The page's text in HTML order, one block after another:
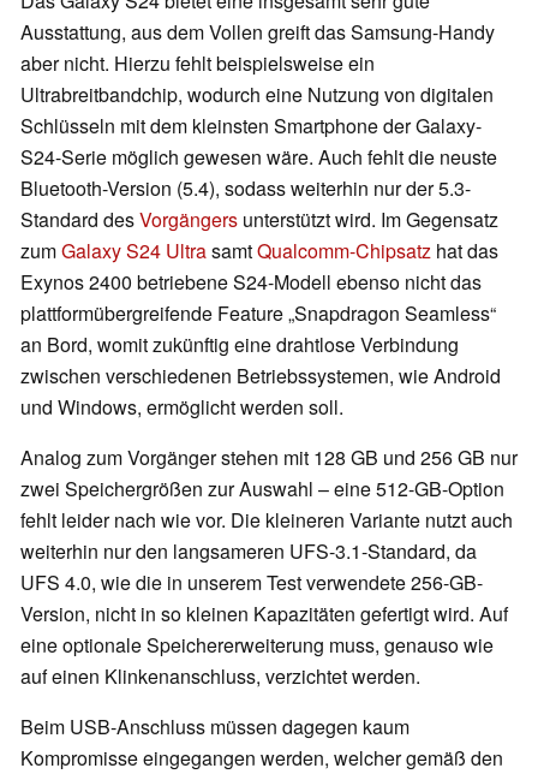
Ausstattung, aus dem Vollen greift das Samsung-Handy
aber nicht. Hierzu fehlt beispielsweise ein
Ultrabreitbandchip, wodurch eine Nutzung von digitalen
Schlüsseln mit dem kleinsten Smartphone der Galaxy-
S24-Serie möglich gewesen wäre. Auch fehlt die neuste
Bluetooth-Version (5.4), sodass weiterhin nur der 5.3-
Standard desVorgängers unterstützt wird. Im Gegensatz
zumGalaxy S24 UltrasamtQualcomm-Chipsatz hat das
Exynos 2400 betriebene S24-Modell ebenso nicht das
plattformübergreifende Feature „Snapdragon Seamless“
an Bord, womit zukünftig eine drahtlose Verbindung
zwischen verschiedenen Betriebssystemen, wie Android
und Windows, ermöglicht werden soll.
Analog zum Vorgänger stehen mit 128 GB und 256 GB nur
zwei Speichergrößen zur Auswahl – eine 512-GB-Option
fehlt leider nach wie vor. Die kleineren Variante nutzt auch
weiterhin nur den langsameren UFS-3.1-Standard, da
UFS 4.0, wie die in unserem Test verwendete 256-GB-
Version, nicht in so kleinen Kapazitäten gefertigt wird. Auf
eine optionale Speichererweiterung muss, genauso wie
auf einen Klinkenanschluss, verzichtet werden.
Beim USB-Anschluss müssen dagegen kaum
Kompromisse eingegangen werden, welcher gemäß den